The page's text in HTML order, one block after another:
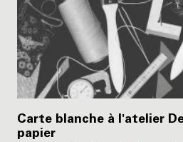
Carte blanche à l'atelier
papier